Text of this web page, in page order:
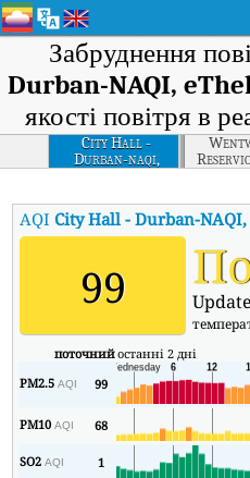
Забруднення
Durban-NAQI,
якості повітря в
City Hall -
Durban-naqi,
Ethekwini Metro
AQICity Hall - Durban-
99
поточнийостанні 2 дні
PM2.5AQI 99
PM10AQI 68
SO2AQI 1